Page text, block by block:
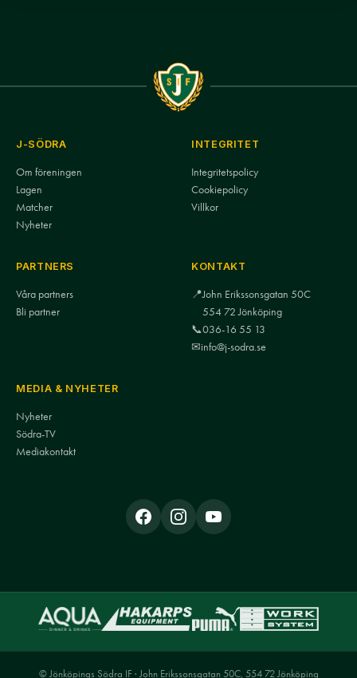
J-SÖDRA
Om föreningen
Lagen
Matcher
Nyheter
INTEGRITET
Integritetspolicy
Cookiepolicy
Villkor
PARTNERS
Våra partners
Bli partner
KONTAKT
📍John Erikssonsgatan 50C
554 72 Jönköping
📞036-16 55 13
✉info@j-sodra.se
MEDIA & NYHETER
Nyheter
Södra-TV
Mediakontakt
© Jönköpings Södra IF · John Erikssonsgatan 50C, 554 72 Jönköping